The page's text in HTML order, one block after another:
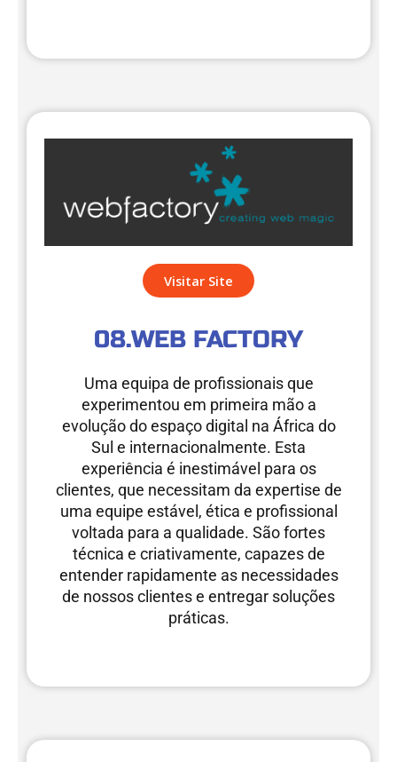
Visitar Site
08.WEB FACTORY
Uma equipa de profissionais que
experimentou em primeira mão a
evolução do espaço digital na África do
Sul e internacionalmente. Esta
experiência é inestimável para os
clientes, que necessitam da expertise de
uma equipe estável, ética e profissional
voltada para a qualidade. São fortes
técnica e criativamente, capazes de
entender rapidamente as necessidades
de nossos clientes e entregar soluções
práticas.